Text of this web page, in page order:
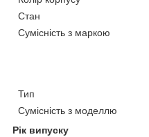
Стан
Сумісність з маркою
Тип
Сумісність з моделлю
Рік випуску